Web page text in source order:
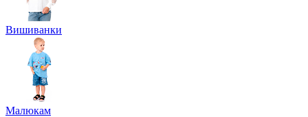
Вишиванки
Малюкам